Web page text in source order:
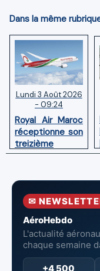
Dans la même
Lundi 3 Août 2026
- 09:24
Royal Air Maroc
réceptionne son
treizième
Boeing 787
✉
AéroHebdo
L'actualité
chaque semaine
+4 500